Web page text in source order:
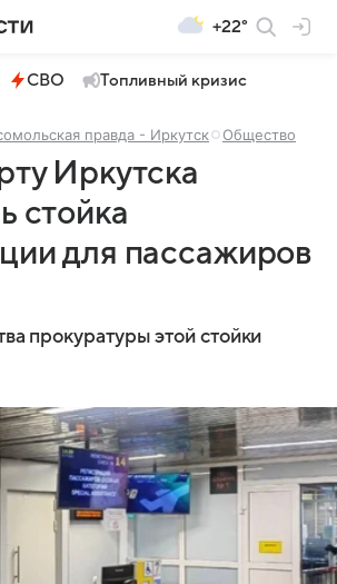
+22°
СВО Топливный кризис
правда - Иркутск Общество
Иркутска
стойка
для пассажиров
прокуратуры этой стойки